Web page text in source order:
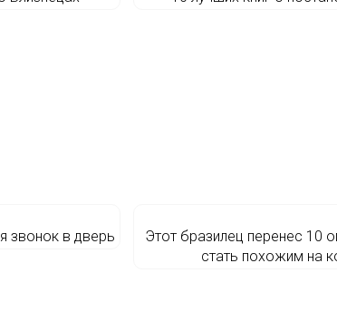
звонок в дверь
Этот бразилец перенес 10
стать похожим на